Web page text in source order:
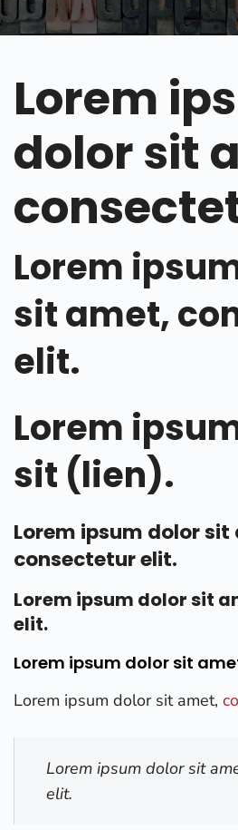
Lorem
dolor sit
Lorem
sit amet,
elit.
Lorem
sit (lien).
Lorem ipsum dolor
consectetur elit.
Lorem ipsum dolor sit
elit.
Lorem ipsum dolor sit
Lorem ipsum dolor sit amet,
Lorem ipsum dolor sit
elit.